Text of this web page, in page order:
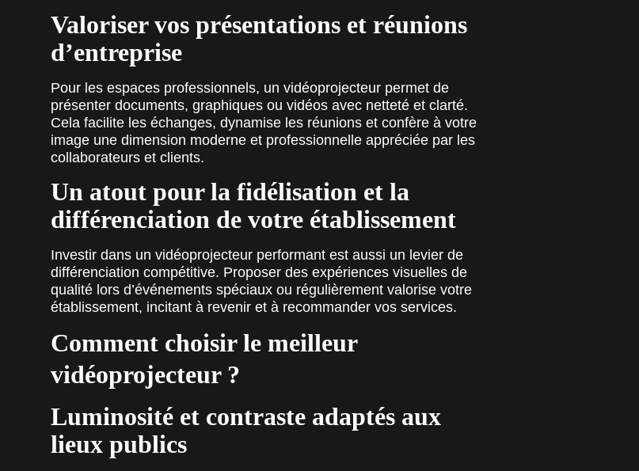
Valoriser vos présentations et réunions
d’entreprise
Pour les espaces professionnels, un vidéoprojecteur permet de
présenter documents, graphiques ou vidéos avec netteté et clarté.
Cela facilite les échanges, dynamise les réunions et confère à votre
image une dimension moderne et professionnelle appréciée par les
collaborateurs et clients.
Un atout pour la fidélisation et la
différenciation de votre établissement
Investir dans un vidéoprojecteur performant est aussi un levier de
différenciation compétitive. Proposer des expériences visuelles de
qualité lors d’événements spéciaux ou régulièrement valorise votre
établissement, incitant à revenir et à recommander vos services.
Comment choisir le meilleur
vidéoprojecteur ?
Luminosité et contraste adaptés aux
lieux publics